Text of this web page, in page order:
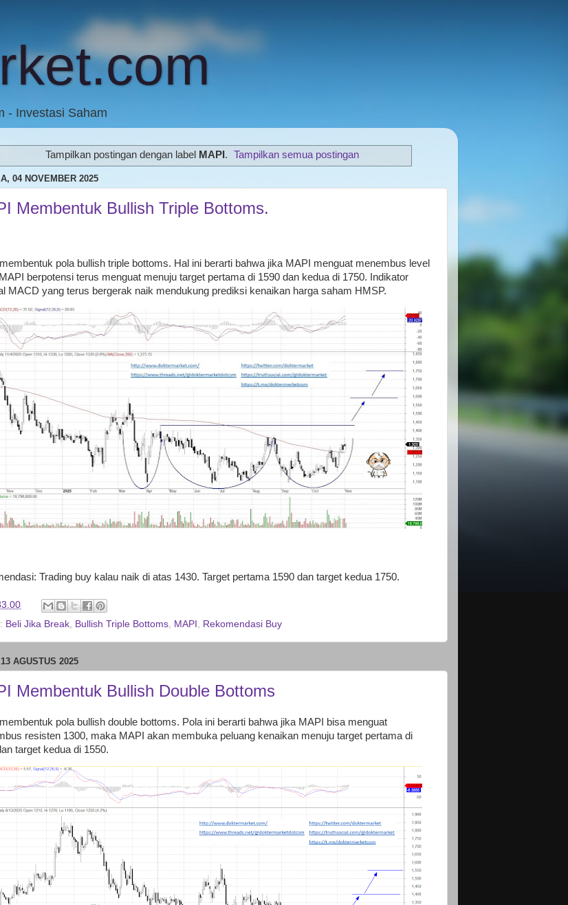
- Investasi Saham
Tampilkan postingan dengan label MAPI . Tampilkan semua postingan
04 NOVEMBER 2025
Membentuk Bullish Triple Bottoms.
pola bullish triple bottoms. Hal ini berarti bahwa jika MAPI menguat menembus level
berpotensi terus menguat menuju target pertama di 1590 dan kedua di 1750. Indikator
MACD yang terus bergerak naik mendukung prediksi kenaikan harga saham HMSP.
Trading buy kalau naik di atas 1430. Target pertama 1590 dan target kedua 1750.
Beli Jika Break Bullish Triple Bottoms MAPI Rekomendasi Buy
AGUSTUS 2025
Membentuk Bullish Double Bottoms
pola bullish double bottoms. Pola ini berarti bahwa jika MAPI bisa menguat
resisten 1300, maka MAPI akan membuka peluang kenaikan menuju target pertama di
target kedua di 1550.